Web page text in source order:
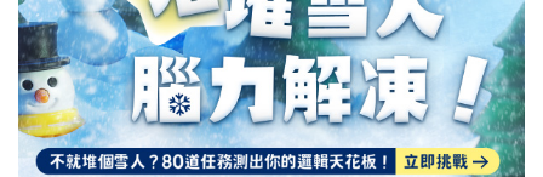
最新活動